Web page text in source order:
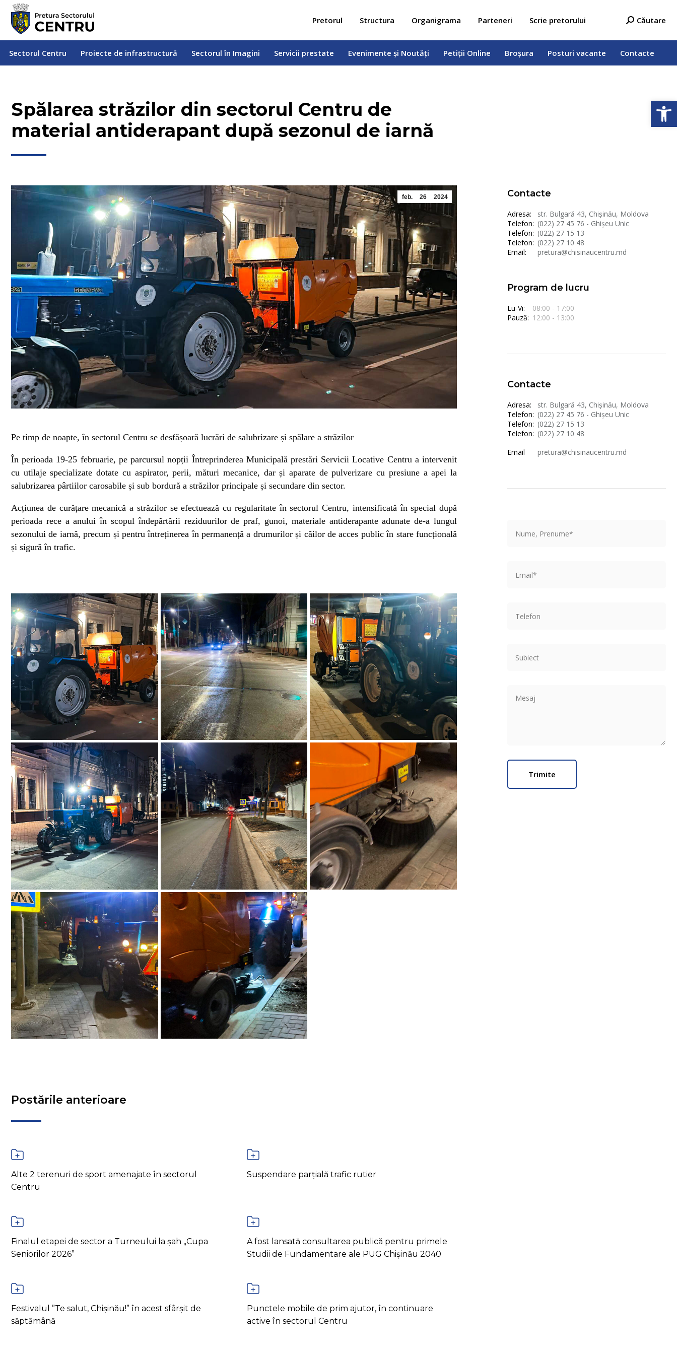
Pretorul Structura Organigrama Parteneri Scrie pretorului Search:
Căutare
Sectorul Centru Proiecte de infrastructură Sectorul în Imagini Servicii prestate Evenimente și Noutăți Petiții Online Broșura Posturi vacante Contacte
Spălarea străzilor din sectorul Centru de
material antiderapant după sezonul de iarnă
feb. 26 2024
Pe timp de noapte, în sectorul Centru se desfășoară lucrări de salubrizare și spălare a străzilor
În perioada 19-25 februarie, pe parcursul nopții Întreprinderea Municipală prestări Servicii Locative Centru a intervenit
cu utilaje specializate dotate cu aspirator, perii, mături mecanice, dar și aparate de pulverizare cu presiune a apei la
salubrizarea pârtiilor carosabile și sub bordură a străzilor principale și secundare din sector.
Acțiunea de curățare mecanică a străzilor se efectuează cu regularitate în sectorul Centru, intensificată în special după
perioada rece a anului în scopul îndepărtării reziduurilor de praf, gunoi, materiale antiderapante adunate de-a lungul
sezonului de iarnă, precum și pentru întreținerea în permanență a drumurilor și căilor de acces public în stare funcțională
și sigură în trafic.
Postările anterioare
Alte 2 terenuri de sport amenajate în sectorul
Centru
Suspendare parțială trafic rutier
Finalul etapei de sector a Turneului la șah „Cupa
Seniorilor 2026”
A fost lansată consultarea publică pentru primele
Studii de Fundamentare ale PUG Chișinău 2040
Festivalul ”Te salut, Chișinău!” în acest sfârșit de
săptămână
Punctele mobile de prim ajutor, în continuare
active în sectorul Centru
Contacte
Adresa:
str. Bulgară 43, Chișinău, Moldova
Telefon: (022) 27 45 76 - Ghișeu Unic
Telefon: (022) 27 15 13
Telefon: (022) 27 10 48
Email:
pretura@chisinaucentru.md
Program de lucru
Lu-Vi:
08:00 - 17:00
Pauză: 12:00 - 13:00
Contacte
Adresa:
str. Bulgară 43, Chișinău, Moldova
Telefon: (022) 27 45 76 - Ghișeu Unic
Telefon: (022) 27 15 13
Telefon: (022) 27 10 48
Email
pretura@chisinaucentru.md
Sectorul Centru Proiecte de infrastructură Servicii prestate Evenimente și Noutăți Petiții Online Broșura Posturi vacante Contacte